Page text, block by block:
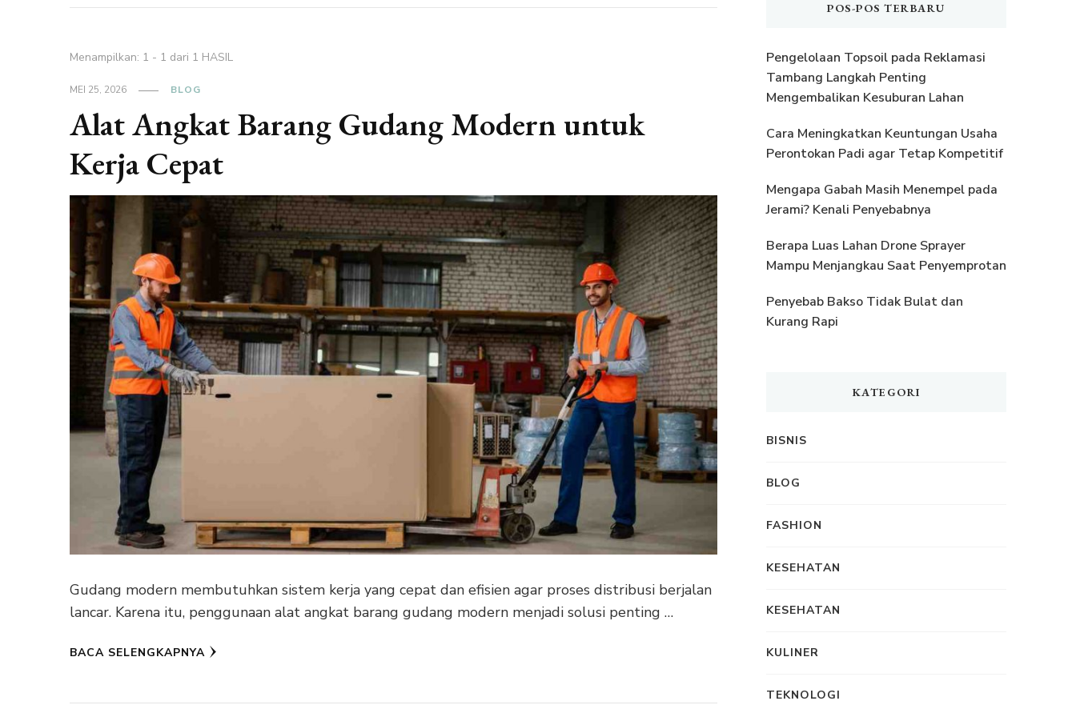
Menampilkan: 1 - 1 dari 1 HASIL
MEI 25, 2026 BLOG
Alat Angkat Barang Gudang Modern untuk
Kerja Cepat
Gudang modern membutuhkan sistem kerja yang cepat dan efisien agar proses distribusi berjalan
lancar. Karena itu, penggunaan alat angkat barang gudang modern menjadi solusi penting …
BACA SELENGKAPNYA
POS-POS TERBARU
Pengelolaan Topsoil pada Reklamasi
Tambang Langkah Penting
Mengembalikan Kesuburan Lahan
Cara Meningkatkan Keuntungan Usaha
Perontokan Padi agar Tetap Kompetitif
Mengapa Gabah Masih Menempel pada
Jerami? Kenali Penyebabnya
Berapa Luas Lahan Drone Sprayer
Mampu Menjangkau Saat Penyemprotan
Penyebab Bakso Tidak Bulat dan
Kurang Rapi
KATEGORI
BISNIS
BLOG
FASHION
KESEHATAN
KESEHATAN
KULINER
TEKNOLOGI